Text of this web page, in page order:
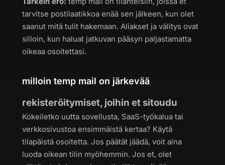
tarvitse postilaatikkoa enää sen jälkeen, kun olet
saanut mitä tulit hakemaan. Aliakset ja välitys ovat
silloin, kun haluat jatkuvan pääsyn paljastamatta
oikeaa osoitettasi.
milloin temp mail on järkevää
rekisteröitymiset, joihin et sitoudu
Kokeiletko uutta sovellusta, SaaS-työkalua tai
verkkosivustoa ensimmäistä kertaa? Käytä
tilapäistä osoitetta. Jos päätät jäädä, voit aina
luoda oikean tilin myöhemmin. Jos et, olet